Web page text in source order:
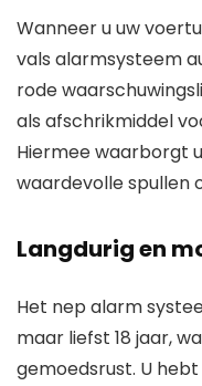
Wanneer u uw
vals alarmsysteem
rode
als afschrikmiddel
Hiermee waarborgt
waardevolle spullen
Langdurig en
Het nep alarm
maar liefst 18 jaar,
gemoedsrust. U